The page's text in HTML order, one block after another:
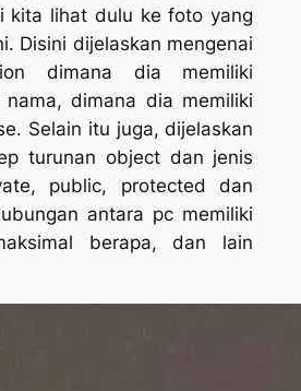
kita lihat dulu ke foto yang
Disini dijelaskan mengenai
dimana dia memiliki
dimana dia memiliki
Selain itu juga, dijelaskan
turunan object dan jenis
public, protected dan
antara pc memiliki
berapa, dan lain